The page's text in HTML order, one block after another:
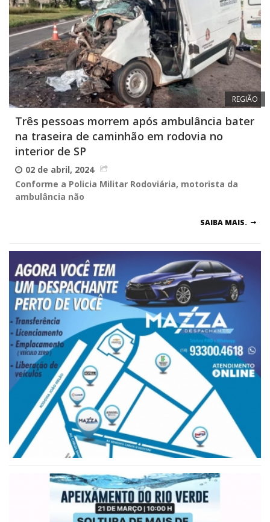
REGIÃO
Três pessoas morrem após ambulância bater
na traseira de caminhão em rodovia no
interior de SP
02 de abril, 2024
Conforme a Policia Militar Rodoviária, motorista da
ambulância não
SAIBA MAIS.